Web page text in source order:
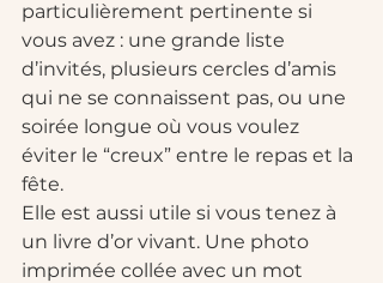
particulièrement pertinente si
vous avez : une grande liste
d’invités, plusieurs cercles d’amis
qui ne se connaissent pas, ou une
soirée longue où vous voulez
éviter le “creux” entre le repas et la
fête.
Elle est aussi utile si vous tenez à
un livre d’or vivant. Une photo
imprimée collée avec un mot